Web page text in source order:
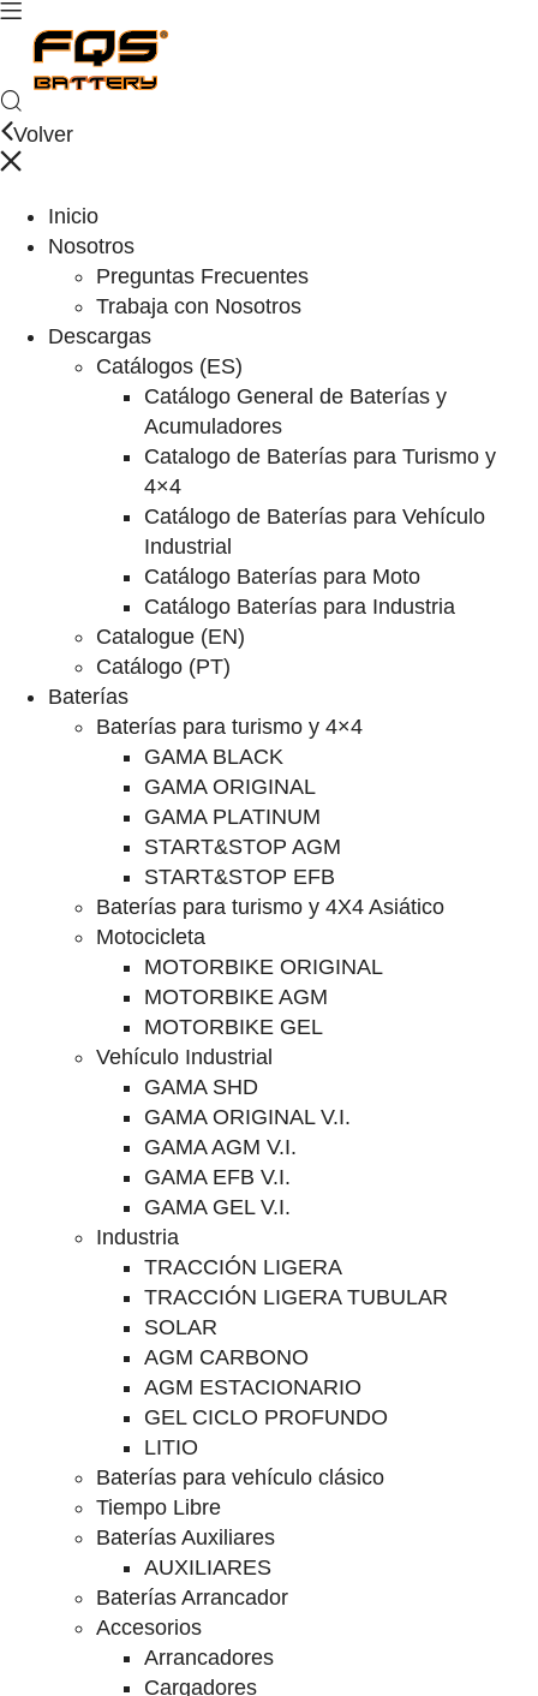
Volver
Inicio
Nosotros
Preguntas Frecuentes
Trabaja con Nosotros
Descargas
Catálogos (ES)
Catálogo General de Baterías y
Acumuladores
Catalogo de Baterías para Turismo y
4×4
Catálogo de Baterías para Vehículo
Industrial
Catálogo Baterías para Moto
Catálogo Baterías para Industria
Catalogue (EN)
Catálogo (PT)
Baterías
Baterías para turismo y 4×4
GAMA BLACK
GAMA ORIGINAL
GAMA PLATINUM
START&STOP AGM
START&STOP EFB
Baterías para turismo y 4X4 Asiático
Motocicleta
MOTORBIKE ORIGINAL
MOTORBIKE AGM
MOTORBIKE GEL
Vehículo Industrial
GAMA SHD
GAMA ORIGINAL V.I.
GAMA AGM V.I.
GAMA EFB V.I.
GAMA GEL V.I.
Industria
TRACCIÓN LIGERA
TRACCIÓN LIGERA TUBULAR
SOLAR
AGM CARBONO
AGM ESTACIONARIO
GEL CICLO PROFUNDO
LITIO
Baterías para vehículo clásico
Tiempo Libre
Baterías Auxiliares
AUXILIARES
Baterías Arrancador
Accesorios
Arrancadores
Cargadores